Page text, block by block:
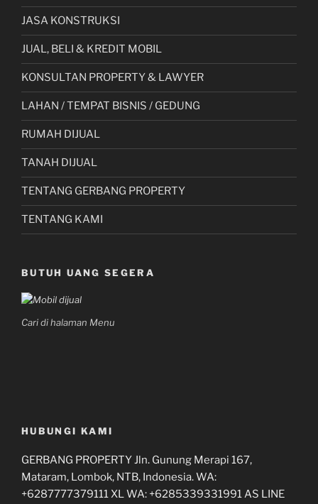
JASA KONSTRUKSI
JUAL, BELI & KREDIT MOBIL
KONSULTAN PROPERTY & LAWYER
LAHAN / TEMPAT BISNIS / GEDUNG
RUMAH DIJUAL
TANAH DIJUAL
TENTANG GERBANG PROPERTY
TENTANG KAMI
BUTUH UANG SEGERA
Cari di halaman Menu
HUBUNGI KAMI
GERBANG PROPERTY Jln. Gunung Merapi 167,
Mataram, Lombok, NTB, Indonesia. WA:
+6287777379111 XL WA: +6285339331991 AS LINE